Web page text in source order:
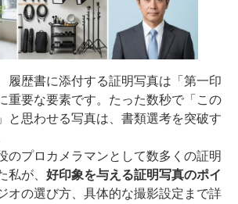
履歴書に添付する証明写真は「第一印
重要な要素です。たった数秒で「この
と思わせる写真は、書類選考を突破す
のプロカメラマンとして数多くの証明
私が、好印象を与える証明写真のポイ
オの選び方、具体的な撮影設定まで詳